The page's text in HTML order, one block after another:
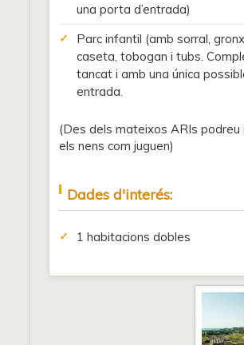
una porta d’entrada)
Parc infantil (amb sorral,
caseta, tobogan i tubs.
tancat i amb una única
entrada.
(Des dels mateixos ARIs podreu
els nens com juguen)
Dades d'interés:
1 habitacions dobles